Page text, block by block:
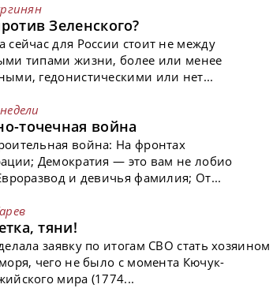
Зеленского?
сейчас для России стоит не между
типами жизни, более или менее
гедонистическими или нет...
точечная война
война: На фронтах
Демократия — это вам не лобио
и девичья фамилия; От...
тяни!
заявку по итогам СВО стать хозяином
чего не было с момента Кючук-
мира (1774...